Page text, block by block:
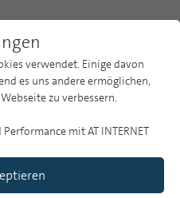
verwendet. Einige davon
es uns andere ermöglichen,
zu verbessern.
mit AT INTERNET